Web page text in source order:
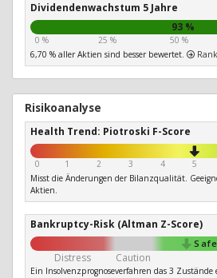
Dividendenwachstum 5 Jahre
93 %
0 % 25 % 50 %
6,70 % aller Aktien sind besser bewertet.
Risikoanalyse
Health Trend: Piotroski F-Score
0 1 2 3 4 5
Misst die Änderungen der Bilanzqualität.
Aktien.
Bankruptcy-Risk (Altman Z-Score)
Safe
Distress Caution
Ein Insolvenzprognoseverfahren das 3